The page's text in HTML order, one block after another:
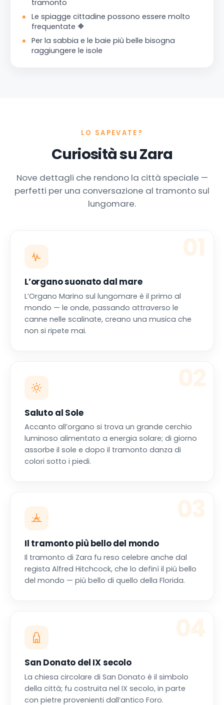
tramonto
Le spiagge cittadine possono essere molto
frequentate 🔶
Per la sabbia e le baie più belle bisogna
raggiungere le isole
LO SAPEVATE?
Curiosità su Zara
Nove dettagli che rendono la città speciale —
perfetti per una conversazione al tramonto sul
lungomare.
L’organo suonato dal mare
L’Organo Marino sul lungomare è il primo al
mondo — le onde, passando attraverso le
canne nelle scalinate, creano una musica che
non si ripete mai.
Saluto al Sole
Accanto all’organo si trova un grande cerchio
luminoso alimentato a energia solare; di giorno
assorbe il sole e dopo il tramonto danza di
colori sotto i piedi.
Il tramonto più bello del mondo
Il tramonto di Zara fu reso celebre anche dal
regista Alfred Hitchcock, che lo definì il più bello
del mondo — più bello di quello della Florida.
San Donato del IX secolo
La chiesa circolare di San Donato è il simbolo
della città; fu costruita nel IX secolo, in parte
con pietre provenienti dall’antico Foro.